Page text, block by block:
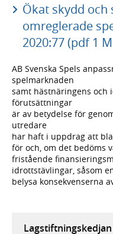
Ökat skydd och
omreglerade
2020:77 (pdf 1
AB Svenska Spels
spelmarknaden
samt hästnäringens och
förutsättningar
är av betydelse för
utredare
har haft i uppdrag att
för och, om det bedöms
fristående
idrottstävlingar, såsom
belysa konsekvenserna
Lagstiftningskedjan